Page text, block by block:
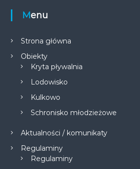
Menu
Strona główna
Obiekty
Kryta pływalnia
Lodowisko
Kulkowo
Schronisko młodzieżowe
Aktualności / komunikaty
Regulaminy
Regulaminy